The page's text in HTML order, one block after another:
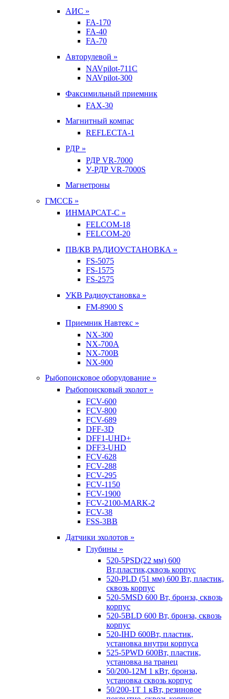
АИС »
FA-170
FA-40
FA-70
Авторулевой »
NAVpilot-711С
NAVpilot-300
Факсимильный приемник
FAX-30
Магнитный компас
REFLECTA-1
РДР »
РДР VR-7000
У-РДР VR-7000S
Магнетроны
ГМССБ »
ИНМАРСАТ-С »
FELCOM-18
FELCOM-20
ПВ/КВ РАДИОУСТАНОВКА »
FS-5075
FS-1575
FS-2575
УКВ Радиоустановка »
FM-8900 S
Приемник Навтекс »
NX-300
NX-700A
NX-700B
NX-900
Рыбопоисковое оборудование »
Рыбопоисковый эхолот »
FCV-600
FCV-800
FCV-689
DFF-3D
DFF1-UHD+
DFF3-UHD
FCV-628
FCV-288
FCV-295
FCV-1150
FCV-1900
FCV-2100-MARK-2
FCV-38
FSS-3BB
Датчики эхолотов »
Глубины »
520-5PSD(22 мм) 600
Вт,пластик,сквозь корпус
520-PLD (51 мм) 600 Вт, пластик,
сквозь корпус
520-5MSD 600 Вт, бронза, сквозь
корпус
520-5BLD 600 Вт, бронза, сквозь
корпус
520-IHD 600Вт, пластик,
установка внутри корпуса
525-5PWD 600Вт, пластик,
установка на транец
50/200-12M 1 кВт, бронза,
установка сквозь корпус
50/200-1T 1 кВт, резиновое